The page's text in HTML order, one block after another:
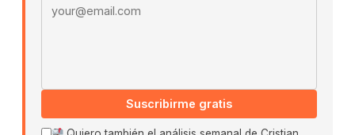
Políticas De Privacidad · Términos De Uso
Suscribirme gratis